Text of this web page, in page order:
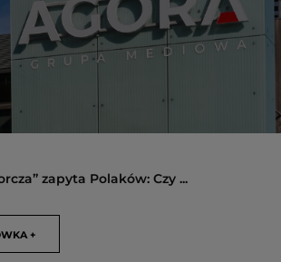
zapyta Polaków: Czy ...
+